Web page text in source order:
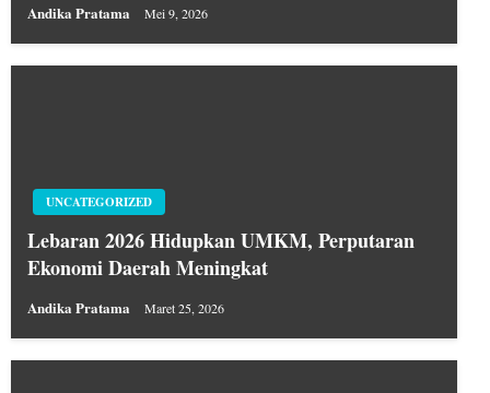
Andika Pratama Mei 9, 2026
UNCATEGORIZED
Lebaran 2026 Hidupkan UMKM, Perputaran
Ekonomi Daerah Meningkat
Andika Pratama Maret 25, 2026